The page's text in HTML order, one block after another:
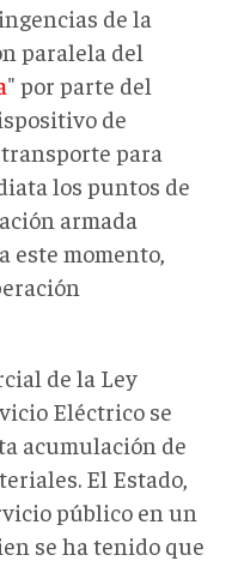
de la
paralela del
" por parte del
de
para
los puntos de
armada
este momento,
de la Ley
Eléctrico se
acumulación de
El Estado,
público en un
se ha tenido que